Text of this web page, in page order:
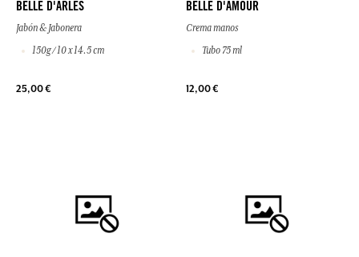
BELLE D'ARLES
Jabón & Jabonera
150g / 10 x 14.5 cm
25,00 €
BELLE D'AMOUR
Crema manos
Tubo 75 ml
12,00 €